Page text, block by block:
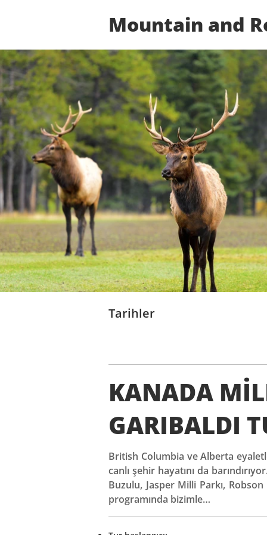
Mountain and
Tarihler
KANADA
GARIBALDI
British Columbia ve Alberta
canlı şehir hayatını da
Buzulu, Jasper Milli Parkı,
programında bizimle…